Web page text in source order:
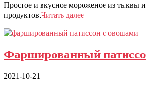
Простое и вкусное мороженое из тыквы
продуктов,Читать далее
Фаршированный
2021-10-21